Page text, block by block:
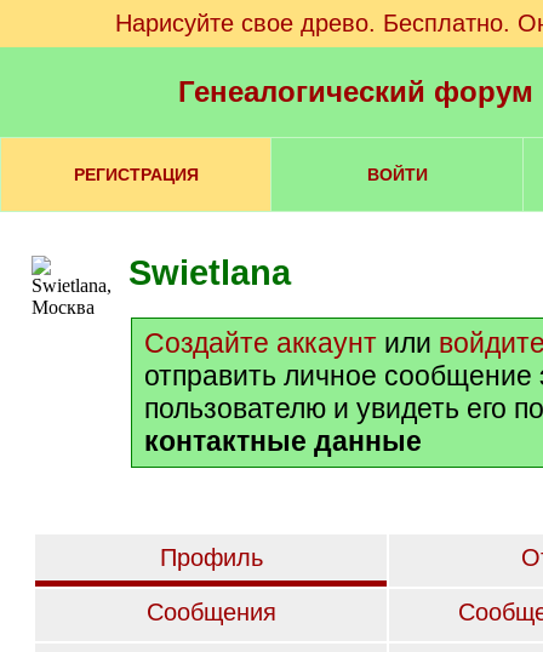
Нарисуйте свое древо. Бесплатно.
Генеалогический
РЕГИСТРАЦИЯ ВОЙТИ
Swietlana
Создайте аккаунт или
отправить личное сообщение
пользователю и увидеть его
контактные данные
Профиль
Сообщения